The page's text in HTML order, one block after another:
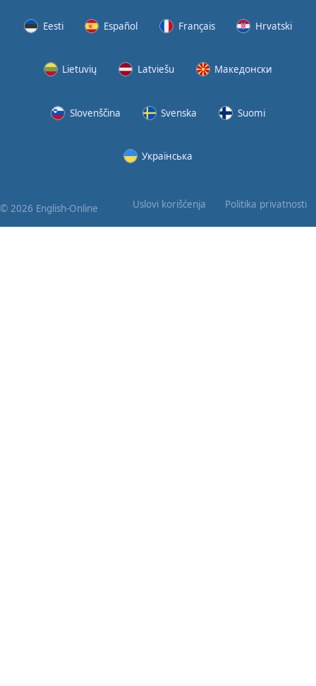
Eesti Español Français Hrvatski
Lietuvių Latviešu Македонски
Slovenščina Svenska Suomi
Українська
© 2026 English-Online Uslovi korišćenja Politika privatnosti